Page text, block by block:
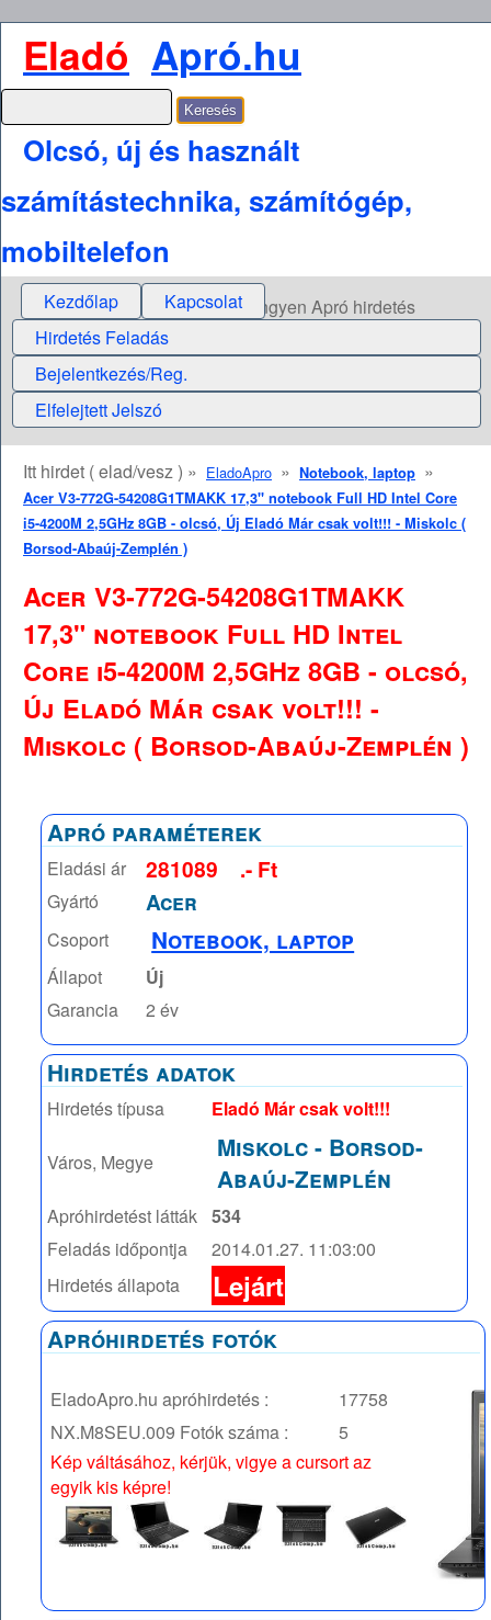
Eladó Apró.hu
Olcsó, új és használt
számítástechnika, számítógép,
mobiltelefon
Kezdőlap Kapcsolat
Ingyen Apró hirdetés
Hirdetés Feladás
Bejelentkezés/Reg.
Elfelejtett Jelszó
Itt hirdet ( elad/vesz ) » EladoApro » Notebook, laptop »
Acer V3-772G-54208G1TMAKK 17,3" notebook Full HD Intel Core
i5-4200M 2,5GHz 8GB - olcsó, Új Eladó Már csak volt!!! - Miskolc (
Borsod-Abaúj-Zemplén )
Acer V3-772G-54208G1TMAKK
17,3" notebook Full HD Intel
Core i5-4200M 2,5GHz 8GB - olcsó,
Új Eladó Már csak volt!!! -
Miskolc ( Borsod-Abaúj-Zemplén )
Apró paraméterek
Eladási ár 281089 .- Ft
Gyártó Acer
Csoport Notebook, laptop
Állapot
Új
Garancia
2 év
Hirdetés adatok
Hirdetés típusa Eladó Már csak volt!!!
Város, Megye Miskolc- Borsod-
Abaúj-Zemplén
Apróhirdetést látták 534
Feladás időpontja
2014.01.27. 11:03:00
Hirdetés állapota
Lejárt
Apróhirdetés fotók
EladoApro.hu apróhirdetés :
17758
NX.M8SEU.009 Fotók száma :
5
Kép váltásához, kérjük, vigye a cursort az
egyik kis képre!